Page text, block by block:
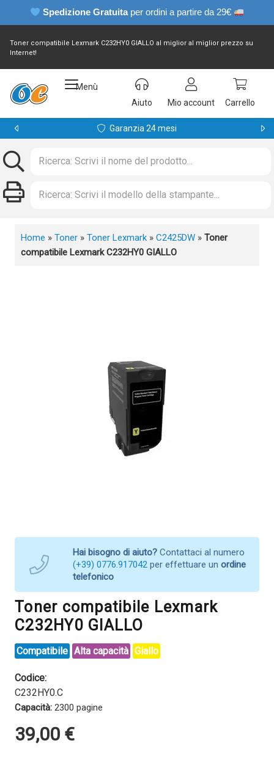
Spedizione Gratuita per ordini a partire da 29€
Toner compatibile Lexmark C232HY0 GIALLO al miglior al miglior prezzo su
Internet!
Menù
Aiuto
Mio account Carrello
Garanzia 24 mesi
Home » Toner » Toner Lexmark » C2425DW » Toner
compatibile Lexmark C232HY0 GIALLO
Hai bisogno di aiuto? Contattaci al numero
(+39) 0776.917042 per effettuare un ordine
telefonico
Toner compatibile Lexmark
C232HY0 GIALLO
Compatibile Alta capacità Giallo
Codice:
C232HY0.C
Capacità: 2300 pagine
39,00 €